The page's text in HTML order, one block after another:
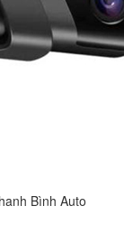
Bình Auto